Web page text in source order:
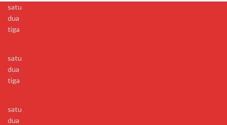
satu
dua
tiga
satu
dua
tiga
satu
dua